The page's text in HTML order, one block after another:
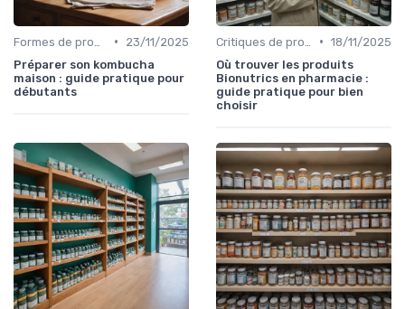
•
23/11/2025
Préparer son kombucha
maison : guide pratique pour
débutants
• 18/11/2025
Où trouver les produits
Bionutrics en pharmacie :
guide pratique pour bien
choisir